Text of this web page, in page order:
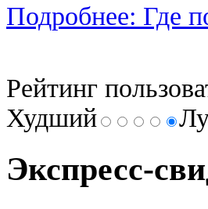
Подробнее: Где
Рейтинг
Худший
Экспресс-